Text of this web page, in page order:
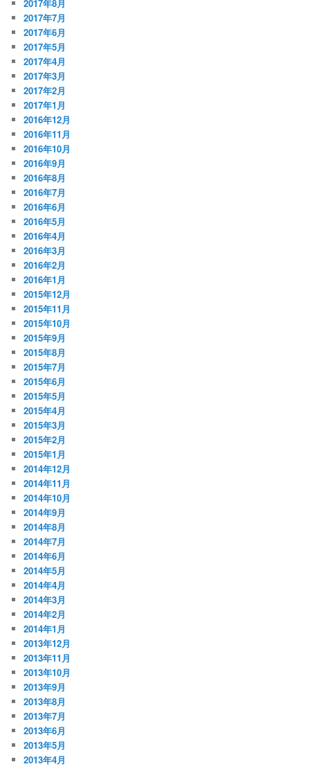
2017年8月
2017年7月
2017年6月
2017年5月
2017年4月
2017年3月
2017年2月
2017年1月
2016年12月
2016年11月
2016年10月
2016年9月
2016年8月
2016年7月
2016年6月
2016年5月
2016年4月
2016年3月
2016年2月
2016年1月
2015年12月
2015年11月
2015年10月
2015年9月
2015年8月
2015年7月
2015年6月
2015年5月
2015年4月
2015年3月
2015年2月
2015年1月
2014年12月
2014年11月
2014年10月
2014年9月
2014年8月
2014年7月
2014年6月
2014年5月
2014年4月
2014年3月
2014年2月
2014年1月
2013年12月
2013年11月
2013年10月
2013年9月
2013年8月
2013年7月
2013年6月
2013年5月
2013年4月